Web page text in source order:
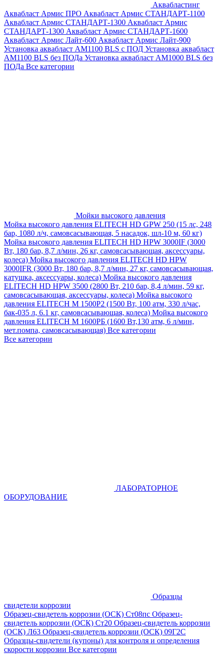
Аквабластинг
Аквабласт Армис ПРО Аквабласт Армис СТАНДАРТ-1100
Аквабласт Армис СТАНДАРТ-1300 Аквабласт Армис
СТАНДАРТ-1300 Аквабласт Армис СТАНДАРТ-1600
Аквабласт Армис Лайт-600 Аквабласт Армис Лайт-900
Установка аквабласт AM1100 BLS с ПОД Установка аквабласт
AM1100 BLS без ПОДа Установка аквабласт AM1000 BLS без
ПОДа Все категории
Мойки высокого давления
Мойка высокого давления ELITECH HD GPW 250 (15 лс, 248
бар, 1080 л/ч, самовсасывающая, 5 насадок, шл-10 м, 60 кг)
Мойка высокого давления ELITECH HD HPW 3000IF (3000
Вт, 180 бар, 8,7 л/мин, 26 кг, самовсасывающая, аксессуары,
колеса) Мойка высокого давления ELITECH HD HPW
3000IFR (3000 Вт, 180 бар, 8,7 л/мин, 27 кг, самовсасывающая,
катушка, аксессуары, колеса) Мойка высокого давления
ELITECH HD HPW 3500 (2800 Вт, 210 бар, 8,4 л/мин, 59 кг,
самовсасывающая, аксессуары, колеса) Мойка высокого
давления ELITECH M 1500P2 (1500 Вт, 100 атм, 330 л/час,
бак-035 л, 6.1 кг, самовсасывающая, колеса) Мойка высокого
давления ELITECH М 1600РБ (1600 Вт,130 атм, 6 л/мин,
мет.помпа, самовсасывающая) Все категории
Все категории
ЛАБОРАТОРНОЕ
ОБОРУДОВАНИЕ
Образцы
свидетели коррозии
Образец-свидетель коррозии (ОСК) Ст08пс Образец-
свидетель коррозии (ОСК) Ст20 Образец-свидетель коррозии
(ОСК) Л63 Образец-свидетель коррозии (ОСК) 09Г2С
Образцы-свидетели (купоны) для контроля и определения
скорости коррозии Все категории